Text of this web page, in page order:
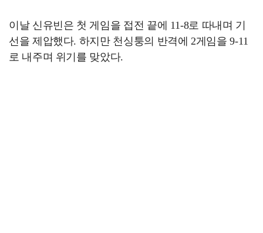
이날 신유빈은 첫 게임을 접전 끝에 11-8로 따내며 기
선을 제압했다. 하지만 천싱퉁의 반격에 2게임을 9-11
로 내주며 위기를 맞았다.